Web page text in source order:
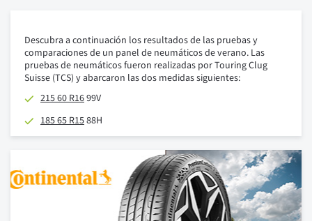
Descubra a continuación los resultados de las pruebas y
comparaciones de un panel de neumáticos de verano. Las
pruebas de neumáticos fueron realizadas por Touring Clug
Suisse (TCS) y abarcaron las dos medidas siguientes:
215 60 R1699V
185 65 R1588H